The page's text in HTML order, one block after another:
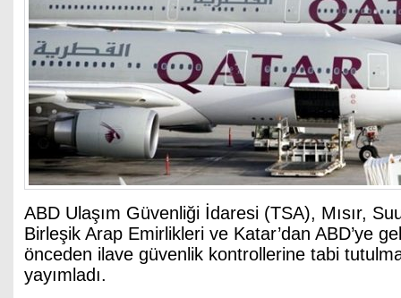
ABD Ulaşım Güvenliği İdaresi (TSA), Mısır,
Birleşik Arap Emirlikleri ve Katar’dan ABD’ye
önceden ilave güvenlik kontrollerine tabi
yayımladı.